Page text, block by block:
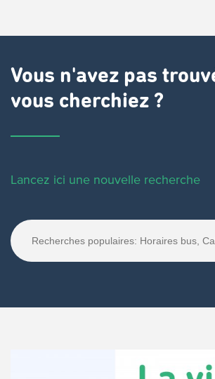
Vous n'avez pas
vous cherchiez ?
Lancez ici une nouvelle recherche